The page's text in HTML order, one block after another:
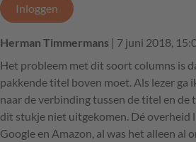
Inloggen
Herman Timmermans | 7 juni 2018,
Het probleem met dit soort columns is
pakkende titel boven moet. Als lezer ga
naar de verbinding tussen de titel en de
dit stukje niet uitgekomen. Dé overheid
Google en Amazon, al was het alleen al